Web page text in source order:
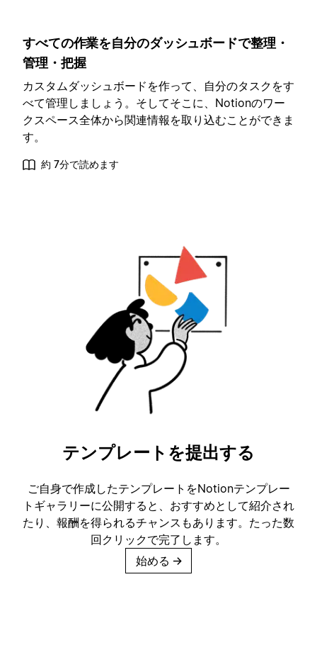
すべての作業を自分のダッシュボードで整理・
管理・把握
カスタムダッシュボードを作って、自分のタスクをす
べて管理しましょう。そしてそこに、Notionのワー
クスペース全体から関連情報を取り込むことができま
す。
約 7分で読めます
テンプレートを提出する
ご自身で作成したテンプレートをNotionテンプレー
トギャラリーに公開すると、おすすめとして紹介され
たり、報酬を得られるチャンスもあります。たった数
回クリックで完了します。
始める →